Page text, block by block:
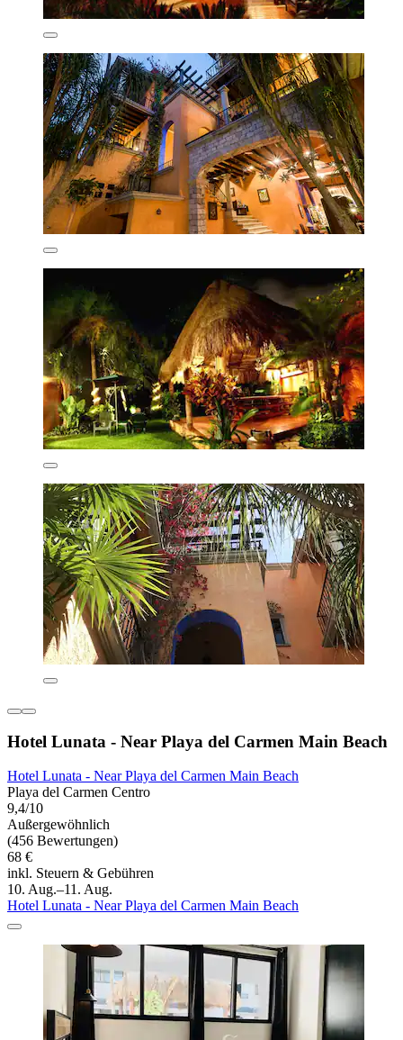
Hotel Lunata - Near Playa del Carmen Main Beach
Hotel Lunata - Near Playa del Carmen Main Beach
Playa del Carmen Centro
9,4/10
Außergewöhnlich
(456 Bewertungen)
68 €
inkl. Steuern & Gebühren
10. Aug.–11. Aug.
Hotel Lunata - Near Playa del Carmen Main Beach